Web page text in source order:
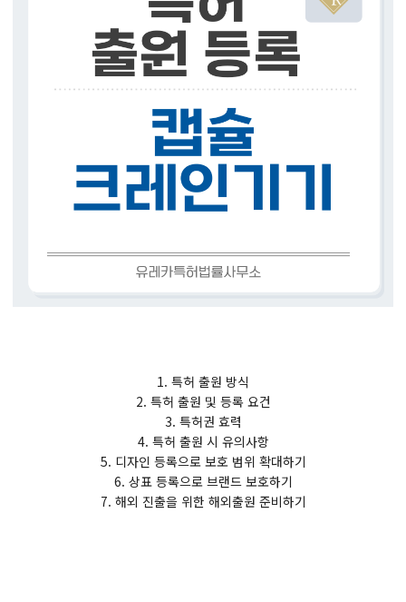
1. 특허 출원 방식
2. 특허 출원 및 등록 요건
3. 특허권 효력
4. 특허 출원 시 유의사항
5. 디자인 등록으로 보호 범위 확대하기
6. 상표 등록으로 브랜드 보호하기
7. 해외 진출을 위한 해외출원 준비하기